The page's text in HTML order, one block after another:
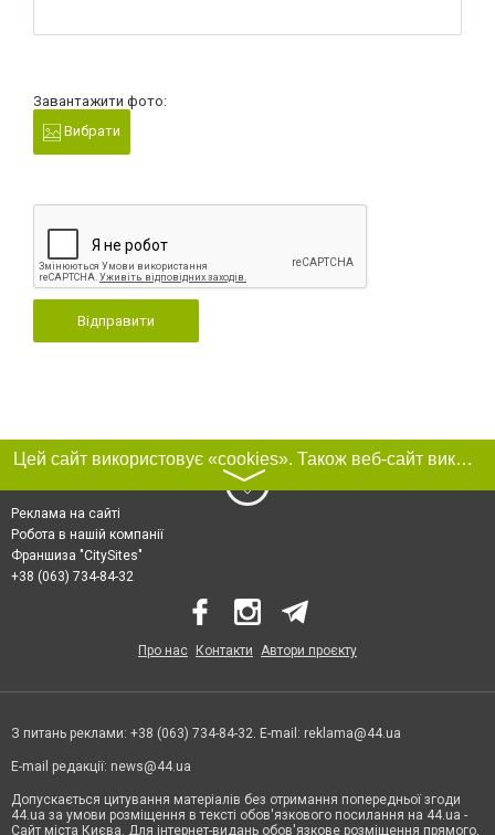
Завантажити фото:
Вибрати
Відправити
Цей сайт використовує «cookies». Також веб-сайт використовує інтернет-сервіс для збору технічних даних стосовно відвідувачів з метою отримання маркетингової та статистичної інформації. Умови обробки даних відвідувачів сайту див.
〉
Реклама на сайті
Робота в нашій компанії
Франшиза "CitySites"
+38 (063) 734-84-32
Про нас Контакти Автори проєкту
З питань реклами: +38 (063) 734-84-32. E-mail: reklama@44.ua
E-mail редакції: news@44.ua
Допускається цитування матеріалів без отримання попередньої згоди
44.ua за умови розміщення в тексті обов'язкового посилання на 44.ua -
Сайт міста Києва. Для інтернет-видань обов'язкове розміщення прямого,